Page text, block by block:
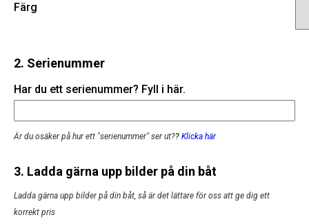
Färg
2. Serienummer
Har du ett serienummer? Fyll i här.
Är du osäker på hur ett "serienummer" ser ut?? Klicka här
3. Ladda gärna upp bilder på din båt
Ladda gärna upp bilder på din båt, så är det lättare för oss att ge dig ett
korrekt pris